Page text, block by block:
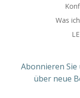
Was
Abonnieren
über neue